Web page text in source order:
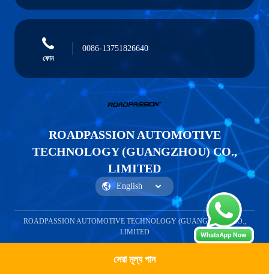
সেরা মূল্য পান
ফোন
0086-13751826640
ROADPASSION AUTOMOTIVE
TECHNOLOGY (GUANGZHOU) CO.,
LIMITED
ROADPASSION AUTOMOTIVE TECHNOLOGY (GUANGZHOU) CO.,
LIMITED